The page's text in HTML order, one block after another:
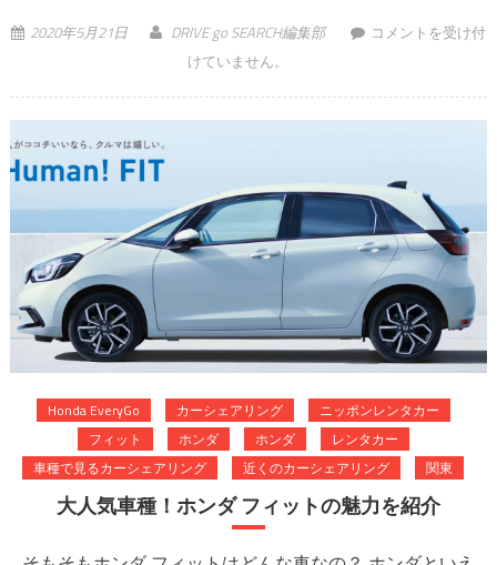
2020年5月21日 DRIVE go SEARCH編集部
売れてる新型ホン
コメントを受け付
けていません。
Honda EveryGo カーシェアリング
ニッポンレンタカー
フィット
ホンダ ホンダ
レンタカー
車種で見るカーシェアリング
近くのカーシェアリング 関東
大人気車種！ホンダ フィットの魅力を紹介